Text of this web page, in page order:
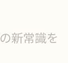
新常識を